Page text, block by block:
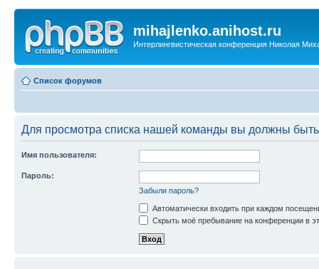
mihajlenko.anihost.ru
Интерлингвистическая конференция Николая
Список форумов
Для просмотра списка нашей команды вы должны
Имя пользователя:
Пароль:
Забыли пароль?
Автоматически входить при каждом
Скрыть моё пребывание на конференции в